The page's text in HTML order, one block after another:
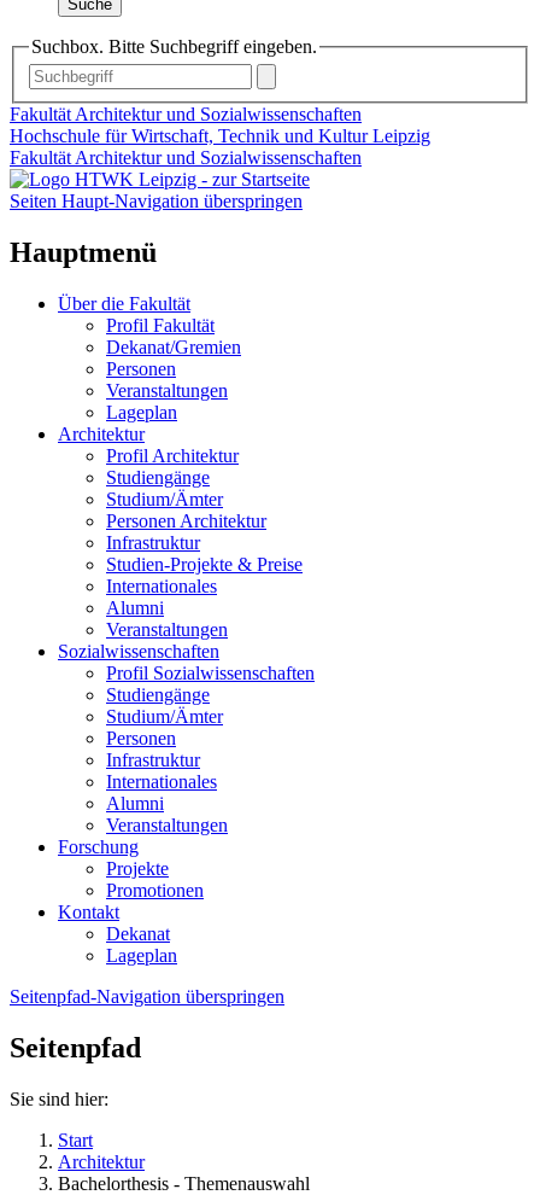
Suche
Suchbox. Bitte Suchbegriff eingeben.
Fakultät Architektur und Sozialwissenschaften
Hochschule für Wirtschaft, Technik und Kultur Leipzig
Fakultät Architektur und Sozialwissenschaften
Seiten Haupt-Navigation überspringen
Hauptmenü
Über die Fakultät
Profil Fakultät
Dekanat/Gremien
Personen
Veranstaltungen
Lageplan
Architektur
Profil Architektur
Studiengänge
Studium/Ämter
Personen Architektur
Infrastruktur
Studien-Projekte & Preise
Internationales
Alumni
Veranstaltungen
Sozialwissenschaften
Profil Sozialwissenschaften
Studiengänge
Studium/Ämter
Personen
Infrastruktur
Internationales
Alumni
Veranstaltungen
Forschung
Projekte
Promotionen
Kontakt
Dekanat
Lageplan
Seitenpfad-Navigation überspringen
Seitenpfad
Sie sind hier:
Start
Architektur
Bachelorthesis - Themenauswahl